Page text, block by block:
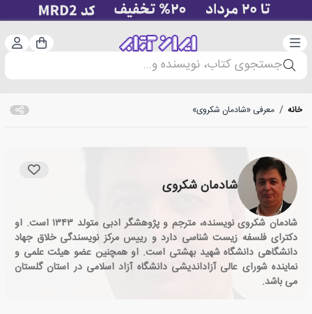
دسته‌بندی سبد
جستجوی کتاب، نویسنده و...
خانه / معرفی «شادمان شکروی»
شادمان شکروی
شادمان شکروی نویسنده، مترجم و پژوهشگر ادبی متولد ۱۳۴۳ است. او
دکترای فلسفه زیست شناسی دارد و رییس مرکز نویسندگی خلاق جهاد
دانشگاهی دانشگاه شهید بهشتی است. او همچنین عضو هیئت علمی و
نماینده شورای عالی آزاداندیشی دانشگاه آزاد اسلامی در استان گلستان
می باشد.